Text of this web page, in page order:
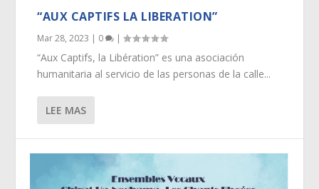
“AUX CAPTIFS LA LIBERATION”
Mar 28, 2023 | 0 |
“Aux Captifs, la Libération” es una asociación
humanitaria al servicio de las personas de la calle...
LEE MAS